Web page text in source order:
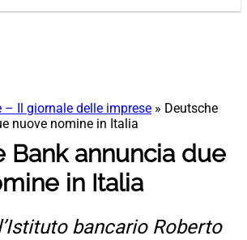
– Il giornale delle imprese » Deutsche
nuove nomine in Italia
Bank annuncia due
in Italia
bancario Roberto